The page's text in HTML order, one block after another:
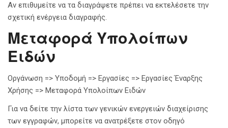
Αν επιθυμείτε να τα διαγράψετε πρέπει να εκτελέσετε την
σχετική ενέργεια διαγραφής.
Μεταφορά Υπολοίπων
Ειδών
Οργάνωση => Υποδομή => Εργασίες => Εργασίες Έναρξης
Χρήσης => Μεταφορά Υπολοίπων Ειδών
Για να δείτε την λίστα των γενικών ενεργειών διαχείρισης
των εγγραφών, μπορείτε να ανατρέξετε στον οδηγό